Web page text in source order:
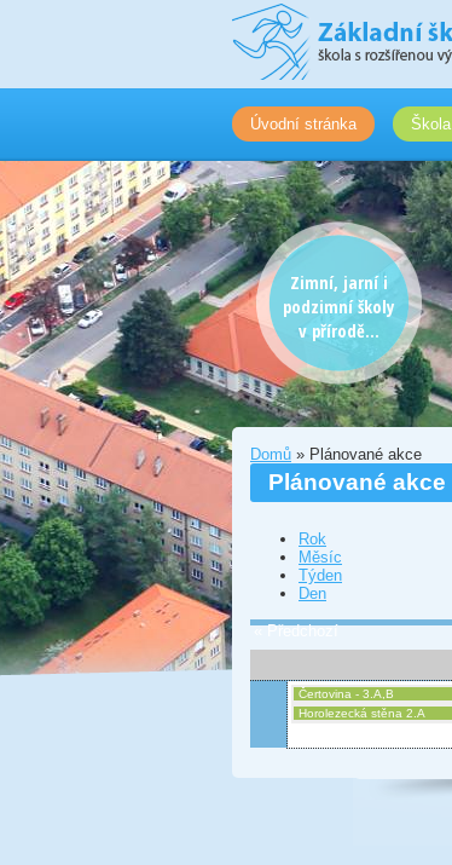
Úvodní stránka Škola
Zimní, jarní i
podzimní školy
v přírodě...
Domů » Plánované akce
Plánované akce
Rok
Měsíc
Týden
Den
« Předchozí
Čertovina - 3.A,B
Horolezecká stěna 2.A